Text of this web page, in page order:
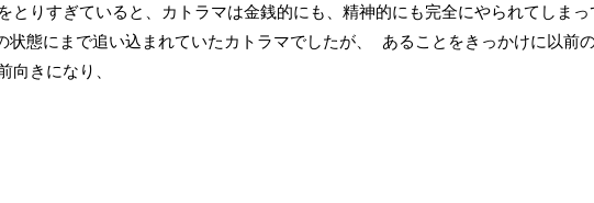
とりすぎていると、カトラマは金銭的にも、精神的にも完全にやられてしまっ
態にまで追い込まれていたカトラマでしたが、 あることをきっかけに以前
向きになり、